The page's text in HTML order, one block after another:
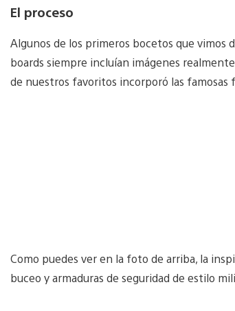
El proceso
Algunos de los primeros bocetos que vimos
boards siempre incluían imágenes
de nuestros favoritos incorporó las famosas
Como puedes ver en la foto de arriba, la
buceo y armaduras de seguridad de estilo